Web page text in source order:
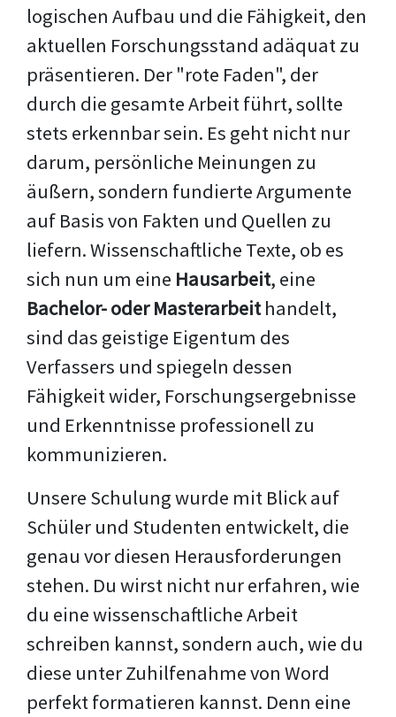
logischen Aufbau und die Fähigkeit, den
aktuellen Forschungsstand adäquat zu
präsentieren. Der "rote Faden", der
durch die gesamte Arbeit führt, sollte
stets erkennbar sein. Es geht nicht nur
darum, persönliche Meinungen zu
äußern, sondern fundierte Argumente
auf Basis von Fakten und Quellen zu
liefern. Wissenschaftliche Texte, ob es
sich nun um eine Hausarbeit, eine
Bachelor- oder Masterarbeithandelt,
sind das geistige Eigentum des
Verfassers und spiegeln dessen
Fähigkeit wider, Forschungsergebnisse
und Erkenntnisse professionell zu
kommunizieren.
Unsere Schulung wurde mit Blick auf
Schüler und Studenten entwickelt, die
genau vor diesen Herausforderungen
stehen. Du wirst nicht nur erfahren, wie
du eine wissenschaftliche Arbeit
schreiben kannst, sondern auch, wie du
diese unter Zuhilfenahme von Word
perfekt formatieren kannst. Denn eine